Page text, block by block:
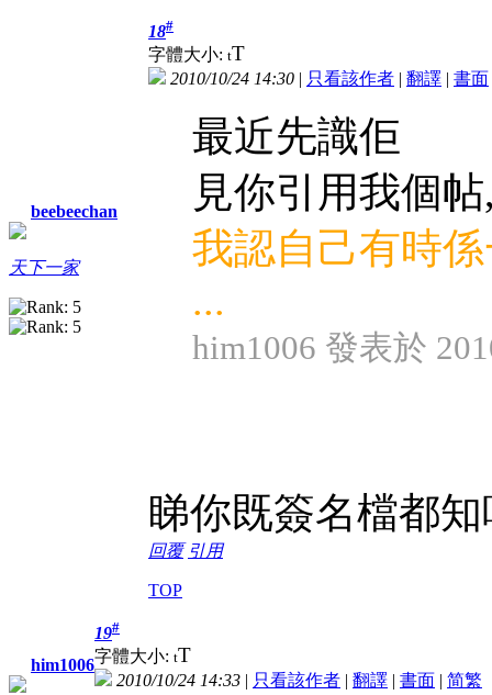
beebeechan
天下一家
18#
字體大小: tT
2010/10/24 14:30 | 只看該作者 | 翻譯 | 書面
最近先識佢
見你引用我個
我認自己有時
...
him1006 發表於
睇你既簽名檔都知
回覆 引用
TOP
him1006
19#
字體大小: tT
2010/10/24 14:33 | 只看該作者 | 翻譯 | 書面 | 简繁